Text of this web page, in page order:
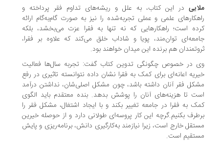
در این کتاب، به علل و ریشه‌های تداوم فقر پرداخته و
علمی و عملی تجربه‌شده را نیز به صورت گام‌به‌گام ارائه
است؛ راهکارهایی که نه تنها به فقرا عزت می‌بخشد، بلکه
توان‌مند، پویا و شاداب خلق می‌کند که علاوه بر فقرا،
هم برنده این میدان خواهند بود.
در خصوص چگونگی تدوین کتاب گفت: تجربه سال‌ها فعالیت
اعانه‌ای برای کمک به فقرا نشان داده نتوانسته تاثیری در رفع
فقر آنان داشته باشد، چون مشکل اصلی‌شان، نداشتن درآمد
تا هزینه‌های آنان را پوشش بدهد. بنده معتقدم باید الگوی
به فقرا در جامعه تغییر بکند و با ایجاد اشتغال، مشکل فقر را
بکنیم.گرچه این کار پروسه‌ای طولانی دارد و از حوصله خیرین
خارج است، زیرا نیازمند به‌کارگیری دانش، برنامه‌ریزی و پایش
است.